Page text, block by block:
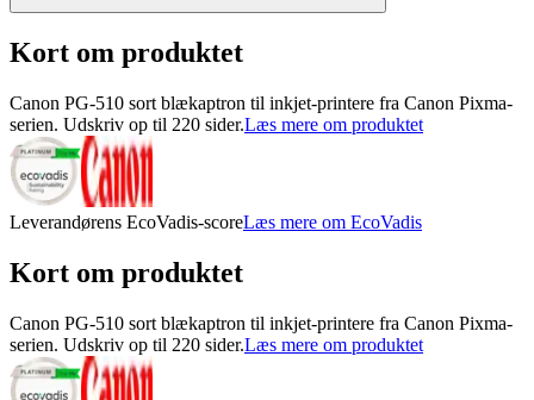
Kort om produktet
Canon PG-510 sort blækaptron til inkjet-printere fra Canon Pixma-
serien. Udskriv op til 220 sider.Læs mere om produktet
Leverandørens EcoVadis-scoreLæs mere om EcoVadis
Kort om produktet
Canon PG-510 sort blækaptron til inkjet-printere fra Canon Pixma-
serien. Udskriv op til 220 sider.Læs mere om produktet